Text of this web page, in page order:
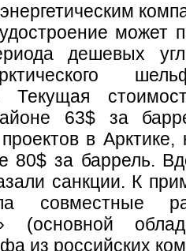
может
дешевых
Текущая
63$ за
в Арктике,
80$ за баррель.
санкции. К
совместные
(основной
из российских